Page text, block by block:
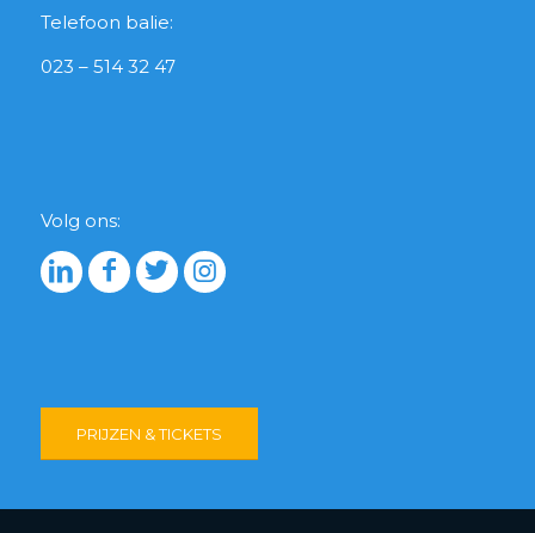
Telefoon balie:
023 – 514 32 47
Volg ons:
PRIJZEN & TICKETS